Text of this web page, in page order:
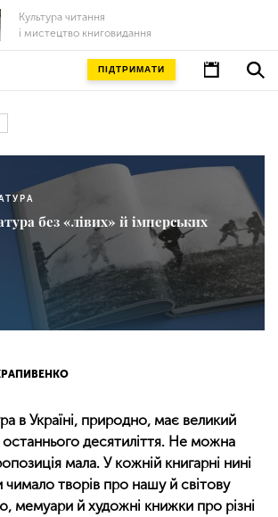
Культура читання
і мистецтво книговидання
ПІДТРИМАТИ
без «лівих» й імперських
в Україні, природно, має великий
десятиліття. Не можна
мала. У кожній книгарні нині
творів про нашу й світову
мемуари й художні книжки про різні